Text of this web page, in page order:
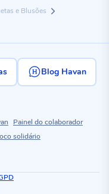
e Blusões
Blog Havan
Painel do colaborador
solidário